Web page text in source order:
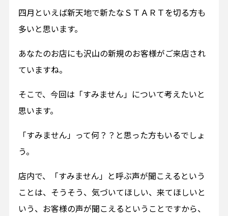
四月といえば新天地で新たなＳＴＡＲＴを切る方も
多いと思います。
あなたのお店にも沢山の新規のお客様がご来店され
ていますね。
そこで、今回は「すみません」について考えたいと
思います。
「すみません」って何？？と思った方もいるでしょ
う。
店内で、「すみません」と呼ぶ声が聞こえるという
ことは、そうそう、気づいてほしい、来てほしいと
いう、お客様の声が聞こえるということですから、